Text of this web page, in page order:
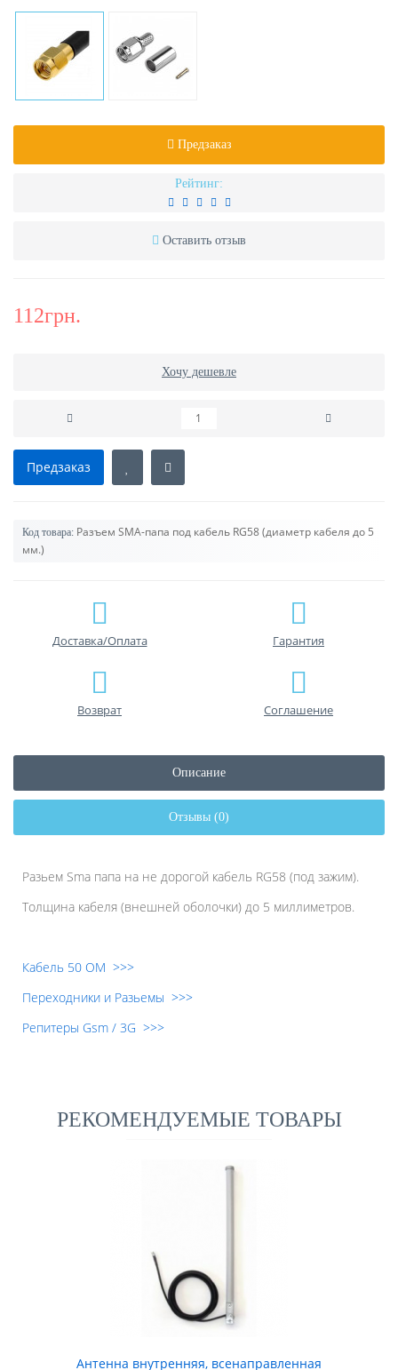
Предзаказ
Рейтинг:
Оставить отзыв
112грн.
Хочу дешевле
Предзаказ
Код товара: Разъем SMA-папа под кабель RG58 (диаметр кабеля до 5
мм.)
Доставка/Оплата Гарантия
Возврат Соглашение
Описание
Отзывы (0)
Разьем Sma папа на не дорогой кабель RG58 (под зажим).
Толщина кабеля (внешней оболочки) до 5 миллиметров.
Кабель 50 ОМ >>>
Переходники и Разьемы >>>
Репитеры Gsm / 3G >>>
РЕКОМЕНДУЕМЫЕ ТОВАРЫ
Антенна внутренняя, всенаправленная